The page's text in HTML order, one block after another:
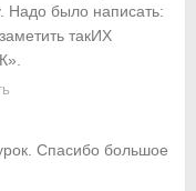
Надо было написать:
такИХ
Спасибо большое